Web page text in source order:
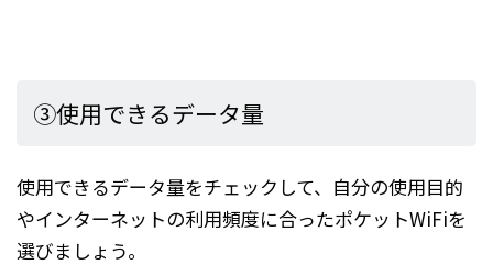
③使用できるデータ量
使用できるデータ量をチェックして、自分の使用目的
やインターネットの利用頻度に合ったポケットWiFiを
選びましょう。